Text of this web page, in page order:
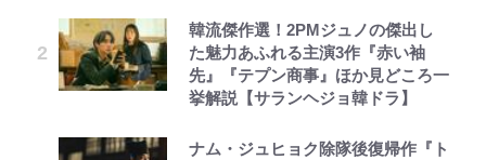
韓流傑作選！2PMジュノの傑出し
た魅力あふれる主演3作『赤い袖
先』『テプン商事』ほか見どころ一
挙解説【サランヘジョ韓ドラ】
ナム・ジュヒョク除隊後復帰作『ト